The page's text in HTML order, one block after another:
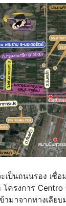
ะเป็นถนนรอง เชื่
โครงการ
ามาจากทางเลีย